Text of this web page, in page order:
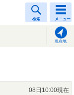
検索 メニュー
現在地
08日10:00現在